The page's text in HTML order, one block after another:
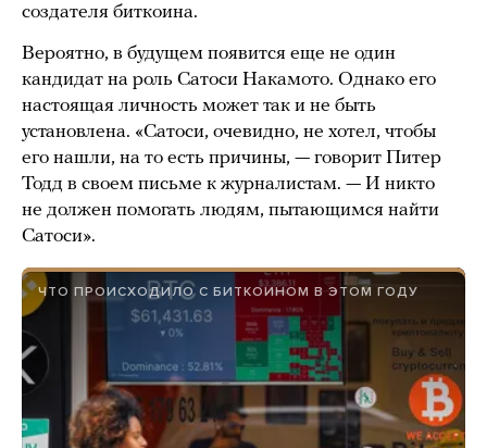
создателя биткоина.
Вероятно, в будущем появится еще не один
кандидат на роль Сатоси Накамото. Однако его
настоящая личность может так и не быть
установлена. «Сатоси, очевидно, не хотел, чтобы
его нашли, на то есть причины, — говорит Питер
Тодд в своем письме к журналистам. — И никто
не должен помогать людям, пытающимся найти
Сатоси».
ЧТО ПРОИСХОДИЛО С БИТКОИНОМ В ЭТОМ ГОДУ